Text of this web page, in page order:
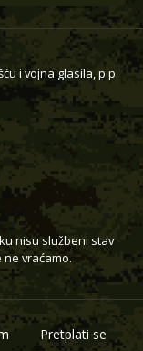
i vojna glasila, p.p.
nisu službeni stav
vraćamo.
Pretplati se